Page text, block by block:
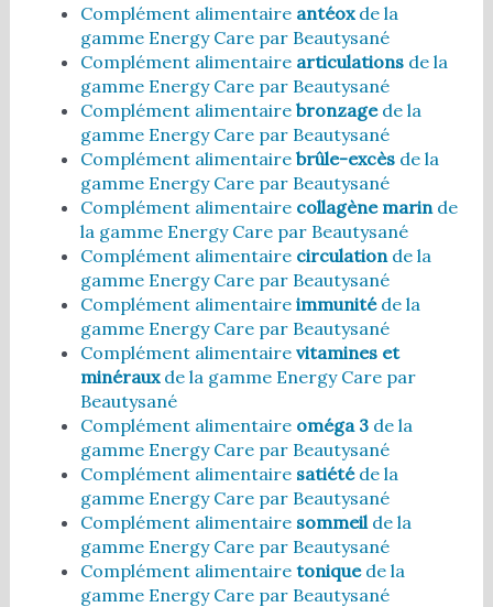
Complément alimentaire antéoxde la
gamme Energy Care par Beautysané
Complément alimentaire articulationsde la
gamme Energy Care par Beautysané
Complément alimentaire bronzagede la
gamme Energy Care par Beautysané
Complément alimentaire brûle-excèsde la
gamme Energy Care par Beautysané
Complément alimentaire collagène marinde
la gamme Energy Care par Beautysané
Complément alimentaire circulationde la
gamme Energy Care par Beautysané
Complément alimentaire immunitéde la
gamme Energy Care par Beautysané
Complément alimentaire vitamines et
minérauxde la gamme Energy Care par
Beautysané
Complément alimentaire oméga 3de la
gamme Energy Care par Beautysané
Complément alimentaire satiétéde la
gamme Energy Care par Beautysané
Complément alimentaire sommeilde la
gamme Energy Care par Beautysané
Complément alimentaire toniquede la
gamme Energy Care par Beautysané